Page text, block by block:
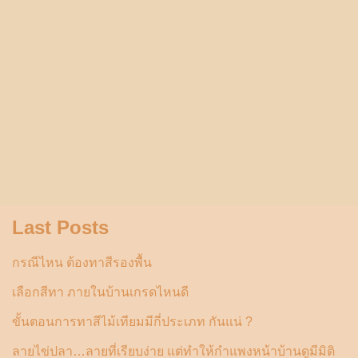
Last Posts
กรณีไหน ต้องทาสีรองพื้น
เลือกสีทา ภายในบ้านเกรดไหนดี
ขั้นตอนการทาสีไม้เทียมมีกี่ประเภท กันแน่ ?
ลายไข่ปลา…ลายที่เรียบง่าย แต่ทำให้กำแพงหน้าบ้านดูมีมิติ